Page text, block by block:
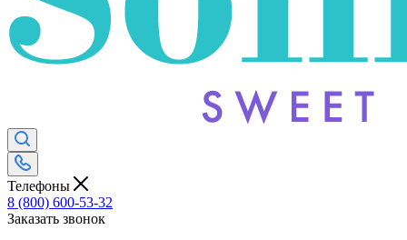
Телефоны
8 (800) 600-53-32
Заказать звонок